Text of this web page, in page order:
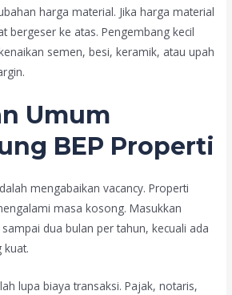
harga material. Jika harga material
bergeser ke atas. Pengembang kecil
semen, besi, keramik, atau upah
Umum
BEP Properti
mengabaikan vacancy. Properti
masa kosong. Masukkan
dua bulan per tahun, kecuali ada
kuat.
lupa biaya transaksi. Pajak, notaris,